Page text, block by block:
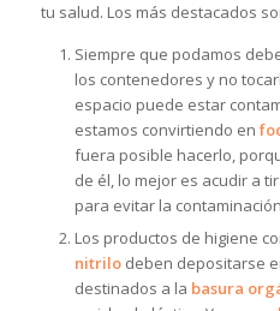
tu salud. Los más destacados
Siempre que podamos
los contenedores y no
espacio puede estar
estamos convirtiendo en
fuera posible hacerlo,
de él, lo mejor es acudir a
para evitar la
Los productos de higiene
nitrilodeben depositarse
destinados a la basura